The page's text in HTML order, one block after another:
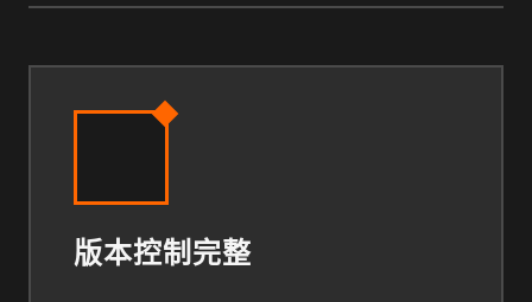
版本控制完整